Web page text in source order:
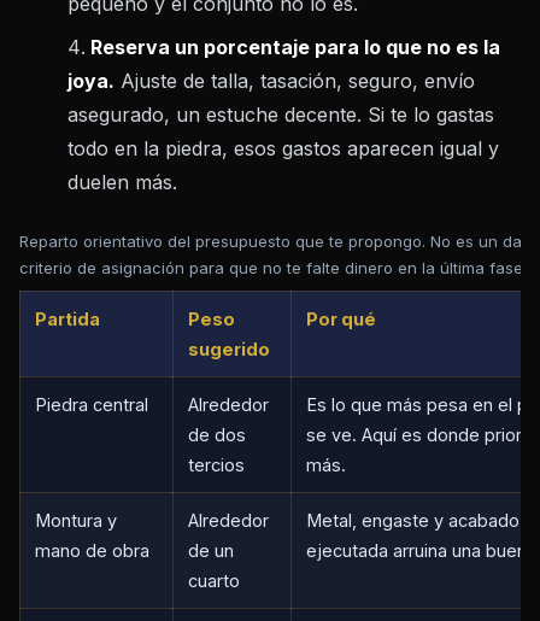
Reserva un porcentaje para lo que no es la
joya. Ajuste de talla, tasación, seguro, envío
asegurado, un estuche decente. Si te lo gastas
todo en la piedra, esos gastos aparecen igual y
duelen más.
Reparto orientativo del presupuesto que te propongo. No es un
criterio de asignación para que no te falte dinero en la última fase.
Partida
Peso
sugerido
Por qué
Piedra central
Alrededor
de dos
tercios
Es lo que más pesa en el
se ve. Aquí es donde
más.
Montura y
mano de obra
Alrededor
de un
cuarto
Metal, engaste y acabado.
ejecutada arruina una